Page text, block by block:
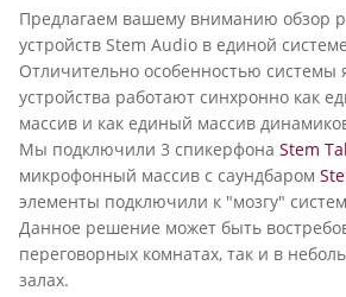
Предлагаем вашему вниманию обзор
устройств Stem Audio в единой
Отличительно особенностью системы
устройства работают синхронно как
массив и как единый массив
Мы подключили 3 спикерфона Stem
микрофонный массив с саундбаром
элементы подключили к "мозгу"
Данное решение может быть
переговорных комнатах, так и в
залах.